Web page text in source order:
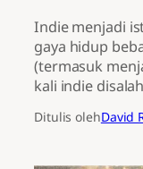
Indie menjadi
gaya hidup
(termasuk
kali indie
Ditulis olehDavid